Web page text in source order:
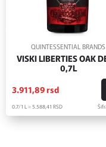
QUINTESSENTIAL BRANDS
VISKI LIBERTIES OAK
0,7L
3.911,89rsd
0.7/1 L = 5.588,41 RSD